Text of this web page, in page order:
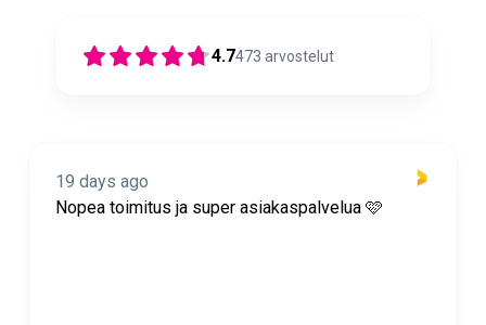
4.7473 arvostelut
19 days ago
Nopea toimitus ja super asiakaspalvelua 🩷